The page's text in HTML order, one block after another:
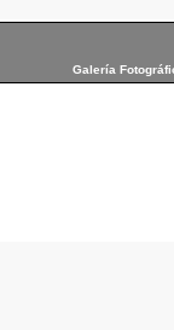
Galería